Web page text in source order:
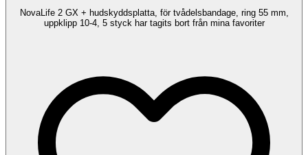
NovaLife 2 GX + hudskyddsplatta, för tvådelsbandage, ring 55 mm,
uppklipp 10-4, 5 styck har tagits bort från mina favoriter